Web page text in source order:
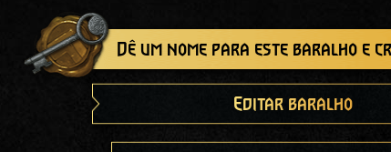
Dê um nome para este baralho e
Editar baralho